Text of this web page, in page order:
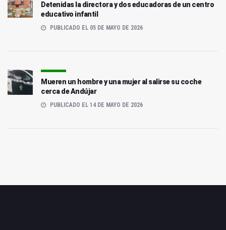
Detenidas la directora y dos educadoras de un centro
educativo infantil
PUBLICADO EL 05 DE MAYO DE 2026
Mueren un hombre y una mujer al salirse su coche
cerca de Andújar
PUBLICADO EL 14 DE MAYO DE 2026